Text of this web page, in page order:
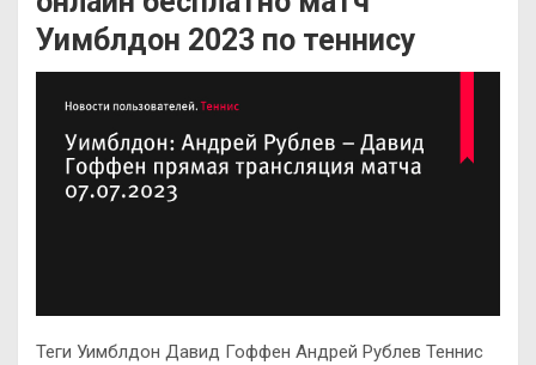
Уимблдон 2023 по теннису
Теги Уимблдон Давид Гоффен Андрей Рублев Теннис